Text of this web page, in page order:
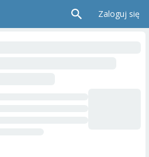
Zaloguj się